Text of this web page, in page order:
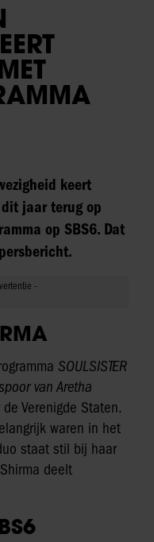
keert
jaar terug op
op SBS6. Dat
SOULSISTER
van Aretha
Verenigde Staten.
waren in het
staat stil bij haar
deelt